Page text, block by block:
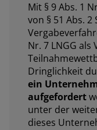
Mit § 9 Abs. 1
von § 51 Abs. 2
Nr. 7 LNGG
Dringlichkeit
ein
aufgefordert
unter der
dieses